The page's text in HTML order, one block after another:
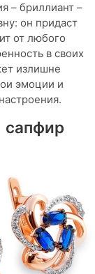
– бриллиант –
он придаст
от любого
в своих
излишне
эмоции и
сапфир